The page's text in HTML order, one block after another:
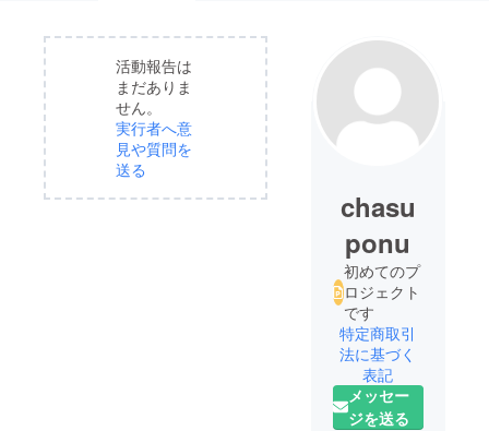
活動報告は
まだありま
せん。
実行者へ意
見や質問を
送る
chasu
ponu
初めてのプ
ロジェクト
です
特定商取引
法に基づく
表記
メッセー
ジを送る